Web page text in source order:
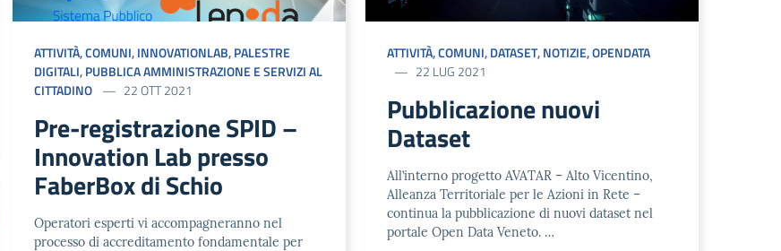
ATTIVITÀ,COMUNI,INNOVATIONLAB,PALESTRE
DIGITALI,PUBBLICA AMMINISTRAZIONE E SERVIZI AL
CITTADINO
22 OTT 2021
Pre-registrazione SPID –
Innovation Lab presso
FaberBox di Schio
Operatori esperti vi accompagneranno nel
processo di accreditamento fondamentale per
ATTIVITÀ,COMUNI,DATASET,NOTIZIE,OPENDATA
22 LUG 2021
Pubblicazione nuovi
Dataset
All’interno progetto AVATAR – Alto Vicentino,
Alleanza Territoriale per le Azioni in Rete –
continua la pubblicazione di nuovi dataset nel
portale Open Data Veneto. …